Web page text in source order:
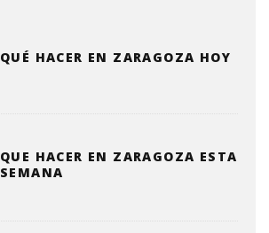
QUÉ HACER EN ZARAGOZA HOY
QUE HACER EN ZARAGOZA ESTA
SEMANA